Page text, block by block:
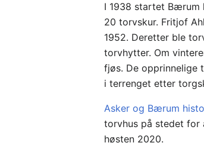
I 1938 startet Bærum
20 torvskur. Fritjof
1952. Deretter ble
torvhytter. Om
fjøs. De opprinnelige
i terrenget etter
Asker og Bærum
torvhus på stedet for
høsten 2020.